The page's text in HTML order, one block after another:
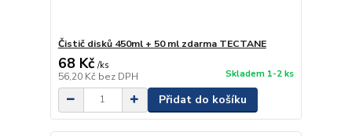
Čistič disků 450ml + 50 ml zdarma TECTANE
68 Kč /ks
56,20 Kč bez DPH Skladem 1-2 ks
Přidat do košíku